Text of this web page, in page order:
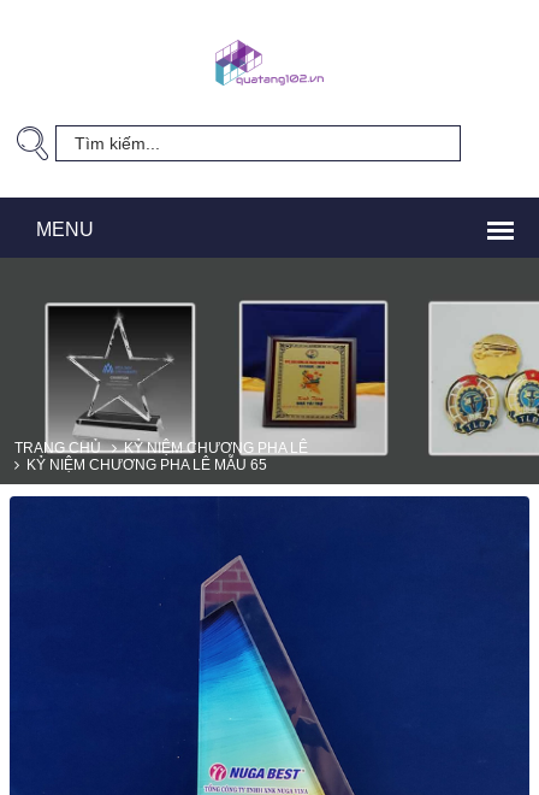
TRANG CHỦ
KỶ NIỆM CHƯƠNG PHA LÊ
KỶ NIỆM CHƯƠNG PHA LÊ MẪU 65